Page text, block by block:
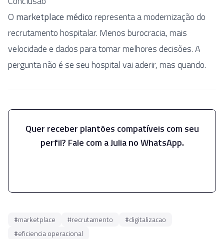
O marketplace médicorepresenta a modernização do
recrutamento hospitalar. Menos burocracia, mais
velocidade e dados para tomar melhores decisões. A
pergunta não é se seu hospital vai aderir, mas quando.
Quer receber plantões compatíveis com seu
perfil? Fale com a Julia no WhatsApp.
#marketplace #recrutamento #digitalizacao
#eficiencia operacional